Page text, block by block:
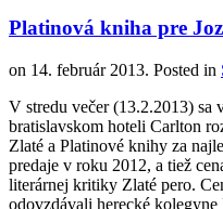
Platinová kniha pre
on 14. február 2013. Posted in
V stredu večer (13.2.2013) sa
bratislavskom hoteli Carlton
Zlaté a Platinové knihy za
predaje v roku 2012, a tiež
literárnej kritiky Zlaté pero.
odovzdávali herecké kolegyne